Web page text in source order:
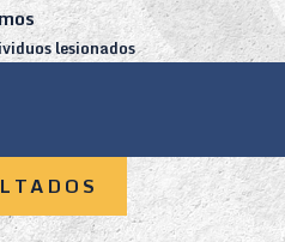
lesionados